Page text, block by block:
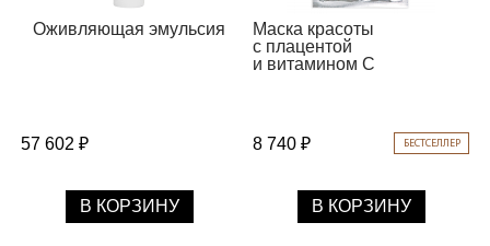
Оживляющая эмульсия
57 602 ₽
В КОРЗИНУ
БЕСТСЕЛЛЕР
Маска красоты
с плацентой
и витамином С
8 740 ₽
В КОРЗИНУ